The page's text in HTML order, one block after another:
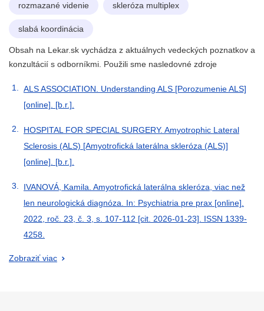
rozmazané videnie skleróza multiplex
slabá koordinácia
Obsah na Lekar.sk vychádza z aktuálnych vedeckých poznatkov a
konzultácií s odborníkmi. Použili sme nasledovné zdroje
ALS ASSOCIATION. Understanding ALS [Porozumenie ALS]
[online]. [b.r.].
HOSPITAL FOR SPECIAL SURGERY. Amyotrophic Lateral
Sclerosis (ALS) [Amyotrofická laterálna skleróza (ALS)]
[online]. [b.r.].
IVANOVÁ, Kamila. Amyotrofická laterálna skleróza, viac než
len neurologická diagnóza. In: Psychiatria pre prax [online].
2022, roč. 23, č. 3, s. 107-112 [cit. 2026-01-23]. ISSN 1339-
4258.
Zobraziť viac